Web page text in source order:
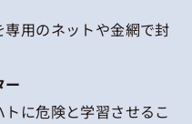
用のネットや金網で封
ー
に危険と学習させるこ